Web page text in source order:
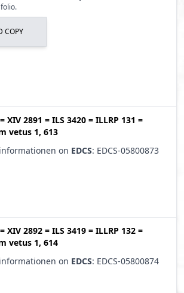
COPY
= XIV 2891 = ILS 3420 = ILLRP 131 =
vetus 1, 613
on EDCS: EDCS-05800873
= XIV 2892 = ILS 3419 = ILLRP 132 =
vetus 1, 614
on EDCS: EDCS-05800874